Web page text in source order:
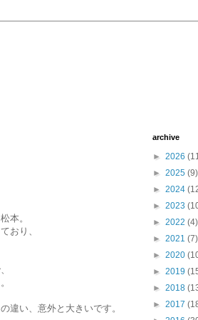
本。
おり、
違い、意外と大きいです。
archive
► 2026
► 2025 (9)
► 2024
► 2023
► 2022 (4)
► 2021 (7)
► 2020
► 2019
► 2018
► 2017